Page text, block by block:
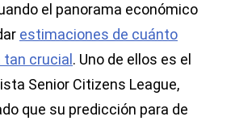
el panorama económico
estimaciones de cuánto
crucial . Uno de ellos es el
Senior Citizens League,
que su predicción para de